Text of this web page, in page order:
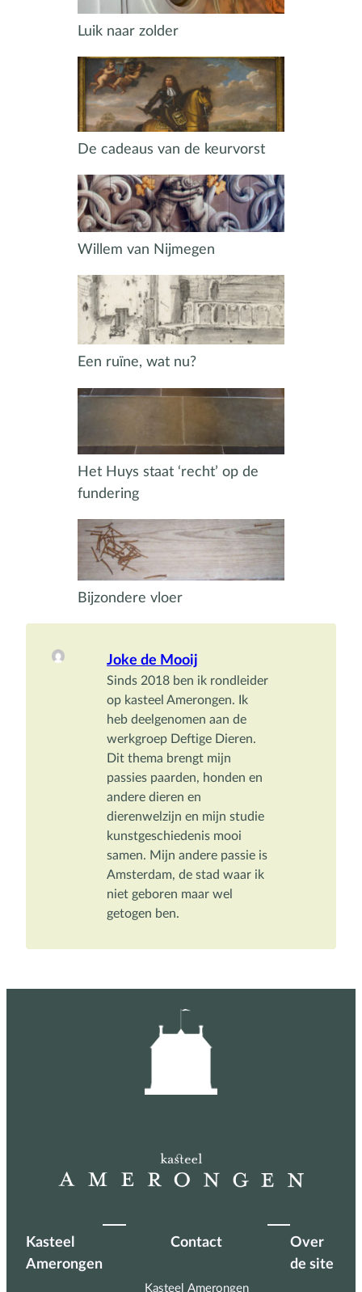
Luik naar zolder
De cadeaus van de keurvorst
Willem van Nijmegen
Een ruïne, wat nu?
Het Huys staat ‘recht’ op de
fundering
Bijzondere vloer
Joke de Mooij
Sinds 2018 ben ik rondleider
op kasteel Amerongen. Ik
heb deelgenomen aan de
werkgroep Deftige Dieren.
Dit thema brengt mijn
passies paarden, honden en
andere dieren en
dierenwelzijn en mijn studie
kunstgeschiedenis mooi
samen. Mijn andere passie is
Amsterdam, de stad waar ik
niet geboren maar wel
getogen ben.
Kasteel
Amerongen
Contact
Kasteel Amerongen
Over
de site